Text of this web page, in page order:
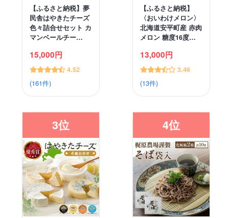
【ふるさと納税】夢
民舎はやきたチーズ
色々詰合せセット カ
マンベールチー…
15,000円
4.52
(161件)
【ふるさと納税】
〈おいわけメロン〉
北海道安平町産 赤肉
メロン 糖度16度…
13,000円
3.46
(13件)
3位 4位